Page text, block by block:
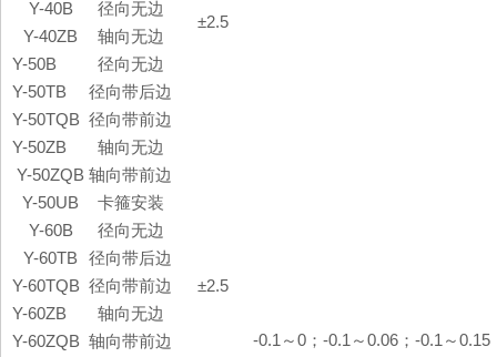
Y-40B
Y-40ZB
径向无边
轴向无边
±2.5
-0.1 ～0 ； -0.1 ～0.06 ； -0.1 ～0.15
Y-50B
Y-50TB
Y-50TQB
Y-50ZB
Y-50ZQB
Y-50UB
径向无边
径向带后边
径向带前边
轴向无边
轴向带前边
卡箍安装
±2.5
Y-60B
Y-60TB
Y-60TQB
Y-60ZB
Y-60ZQB
径向无边
径向带后边
径向带前边
轴向无边
轴向带前边